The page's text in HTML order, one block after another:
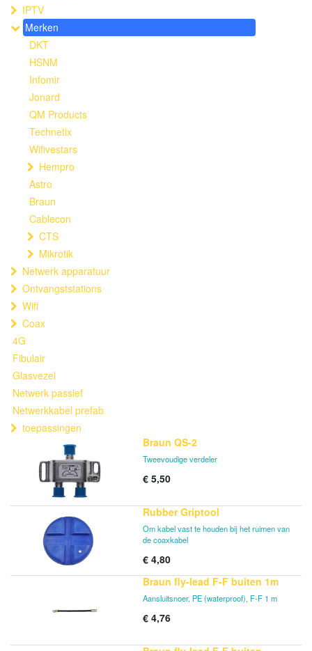
IPTV
Merken
DKT
HSNM
Infomir
Jonard
QM Products
Technetix
Wifivestars
Hempro
Astro
Braun
Cablecon
CTS
Mikrotik
Netwerk apparatuur
Ontvangststations
Wifi
Coax
4G
Fibulair
Glasvezel
Netwerk passief
Netwerkkabel prefab
toepassingen
Braun QS-2
Tweevoudige verdeler
€ 5,50
Rubber Griptool
Om kabel vast te houden bij het ruimen van
de coaxkabel
€ 4,80
Braun fly-lead F-F buiten 1m
Aansluitsnoer, PE (waterproof), F-F 1 m
€ 4,76